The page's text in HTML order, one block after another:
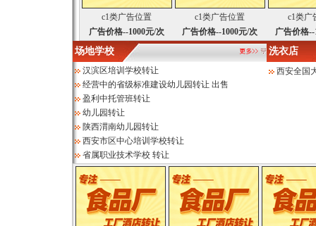
c1类广告位置 c1类广告位置
c1类广
广告价格--1000元/次
广告价格--1000元/次 广告价格
场地学校 洗衣店
汉滨区培训学校转让
经营中的省级标准建设幼儿园转让 出售
盈利中托管班转让
幼儿园转让
陕西渭南幼儿园转让
西安市区中心培训学校转让
省属职业技术学校 转让
西安全国